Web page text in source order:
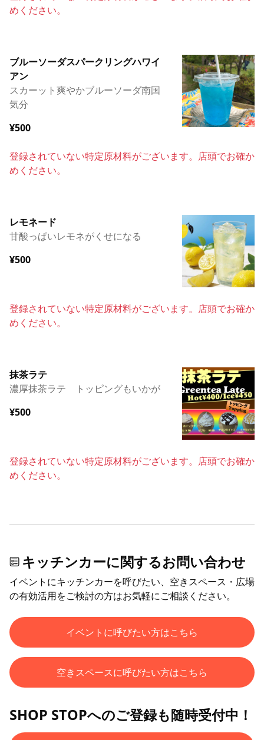
めください。
ブルーソーダスパークリングハワイ
アン
スカーット爽やかブルーソーダ南国
気分
¥500
登録されていない特定原材料がございます。店頭でお確か
めください。
レモネード
甘酸っぱいレモネがくせになる
¥500
登録されていない特定原材料がございます。店頭でお確か
めください。
抹茶ラテ
濃厚抹茶ラテ トッピングもいかが
¥500
登録されていない特定原材料がございます。店頭でお確か
めください。
キッチンカーに関するお問い合わせ
イベントにキッチンカーを呼びたい、空きスペース・広場
の有効活用をご検討の方はお気軽にご相談ください。
イベントに呼びたい方はこちら
空きスペースに呼びたい方はこちら
SHOP STOPへのご登録も随時受付中！